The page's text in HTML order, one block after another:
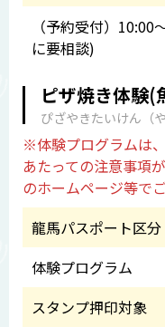
（予約受付）
に要相談)
ピザ焼き体験(
ぴざやきたいけん（
※体験プログラムは
あたっての注意事項
のホームページ等で
龍馬パスポート区分
体験プログラム
スタンプ押印対象